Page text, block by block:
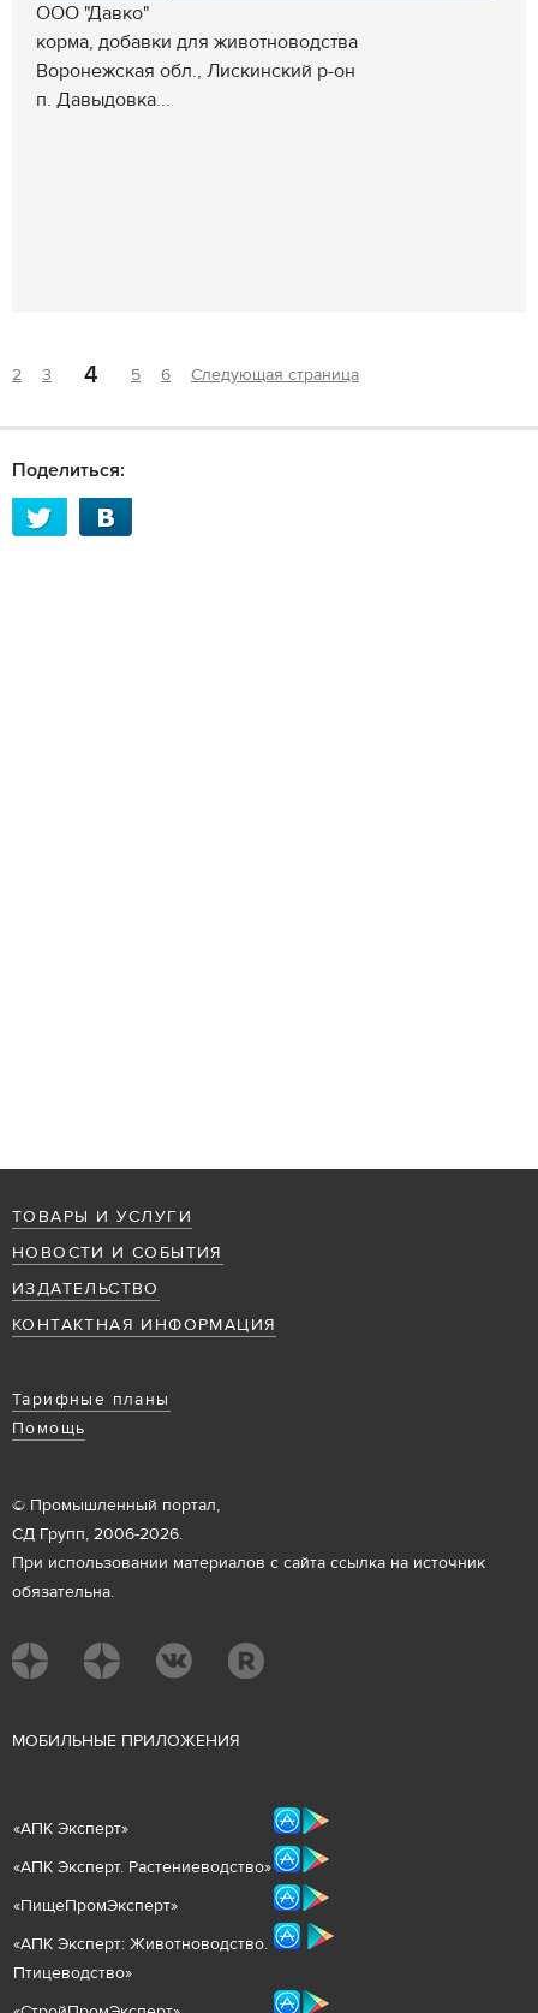
ООО "Давко"
корма, добавки для животноводства
Воронежская обл., Лискинский р-он
п. Давыдовка...
2 3 4 5 6 Следующая страница
Поделиться:
ТОВАРЫ И УСЛУГИ
НОВОСТИ И СОБЫТИЯ
ИЗДАТЕЛЬСТВО
КОНТАКТНАЯ ИНФОРМАЦИЯ
Тарифные планы
Помощь
© Промышленный портал,
СД Групп, 2006-2026.
При использовании материалов с сайта ссылка на источник
обязательна.
МОБИЛЬНЫЕ ПРИЛОЖЕНИЯ
«АПК Эксперт»
«АПК Эксперт. Растениеводство»
«ПищеПромЭксперт»
«АПК Эксперт: Животноводство.
Птицеводство»